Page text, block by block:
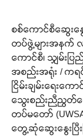
စစ်ကောင်စီဆွေး
တပ်ဖွဲ့များအနက်
ကောင်စီ၊ သျှမ်းပ
အစည်းအရုံး / ကရ
ငြိမ်းချမ်းရေးကေ
သွေးစည်းညီညွတ်ရေ
တပ်မတော်
တွေ့ဆုံဆွေးနွေးပြီ